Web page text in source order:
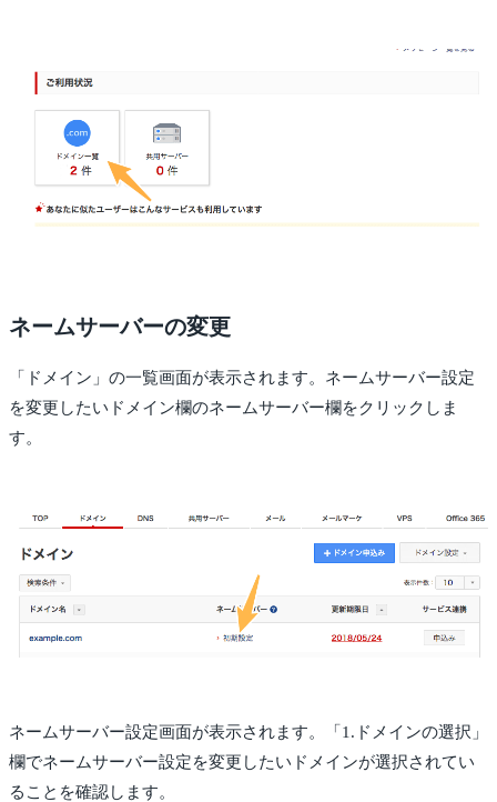
ネームサーバーの変更
「ドメイン」の一覧画面が表示されます。ネームサーバー設定
を変更したいドメイン欄のネームサーバー欄をクリックしま
す。
ネームサーバー設定画面が表示されます。「1.ドメインの選択」
欄でネームサーバー設定を変更したいドメインが選択されてい
ることを確認します。